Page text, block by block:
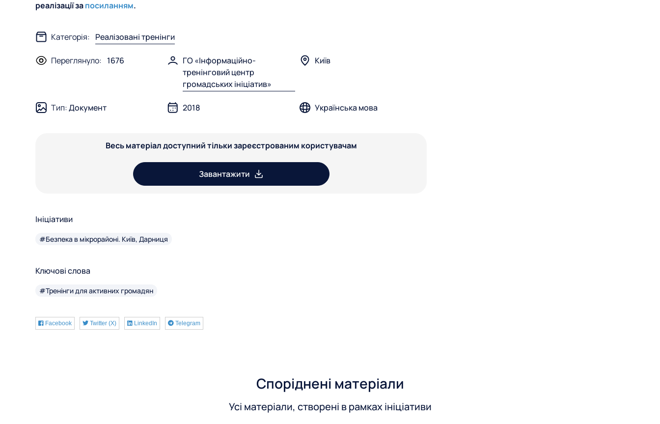
реалізації запосиланням.
Категорія: Реалізовані тренінги
Переглянуло: 1676
ГО «Інформаційно-
тренінговий центр
громадських ініціатив»
Київ
Тип:Документ 2018 Українська мова
Весь матеріал доступний тільки зареєстрованим користувачам
Завантажити
Ініціативи
#Безпека в мікрорайоні. Київ, Дарниця
Ключові слова
#Тренінги для активних громадян
Facebook Twitter (X) LinkedIn Telegram
Споріднені матеріали
Усі матеріали, створені в рамках ініціативи